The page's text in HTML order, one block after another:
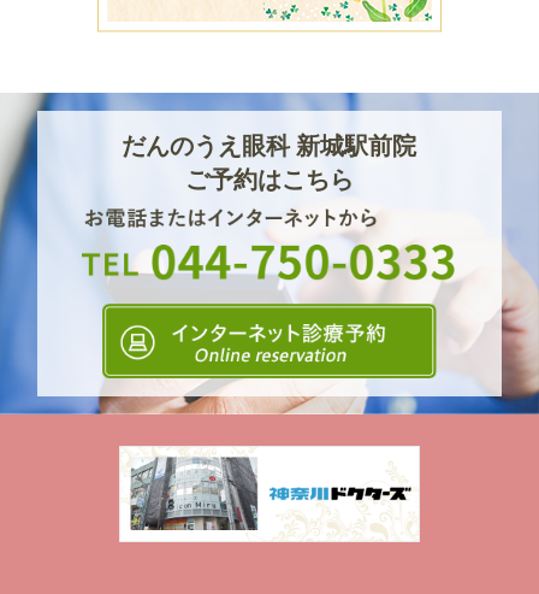
だんのうえ眼科 新城駅前院
ご予約はこちら